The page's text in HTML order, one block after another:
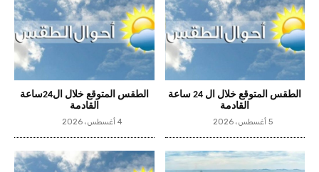
الطقس المتوقع خلال ال 24 ساعة
القادمة
5 أغسطس، 2026
الطقس المتوقع خلال ال24ساعة
القادمة
4 أغسطس، 2026